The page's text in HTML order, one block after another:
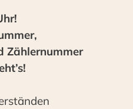
Zählernummer